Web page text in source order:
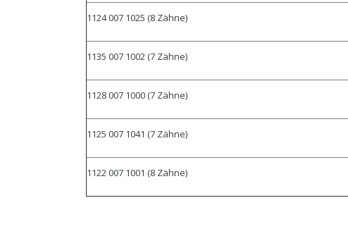
1124 007 1025 (8 Zähne)
1135 007 1002 (7 Zähne)
1128 007 1000 (7 Zähne)
1125 007 1041 (7 Zähne)
1122 007 1001 (8 Zähne)